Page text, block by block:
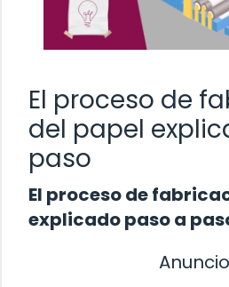
El proceso de
del papel
paso
El proceso de
explicado paso a